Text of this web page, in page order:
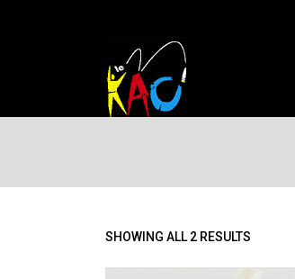
SHOWING ALL 2 RESULTS